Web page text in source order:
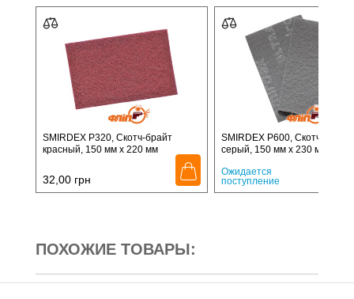
SMIRDEX P320, Cкотч-брайт
красный, 150 мм х 220 мм
32,00 грн
SMIRDEX P600, Cкотч-брайт
серый, 150 мм х 230 мм
Ожидается
поступление
ПОХОЖИЕ ТОВАРЫ: